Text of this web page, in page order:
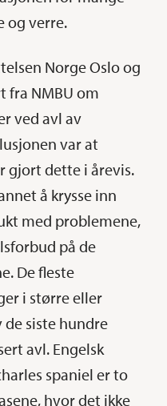
og verre.
Norge Oslo og
fra NMBU om
ved avl av
var at
gjort dette i årevis.
å krysse inn
med problemene,
på de
De fleste
i større eller
siste hundre
avl. Engelsk
spaniel er to
hvor det ikke